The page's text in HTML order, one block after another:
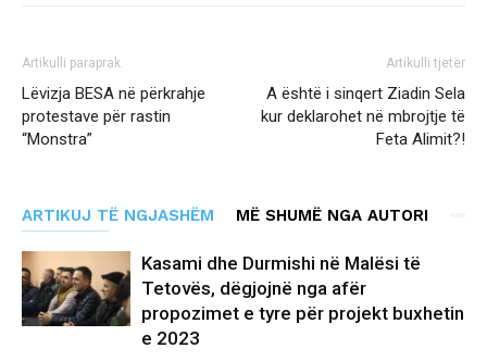
Artikulli paraprak
Lëvizja BESA në përkrahje
protestave për rastin
“Monstra”
Artikulli tjetër
A është i sinqert Ziadin Sela
kur deklarohet në mbrojtje të
Feta Alimit?!
ARTIKUJ TË NGJASHËM MË SHUMË NGA AUTORI
Kasami dhe Durmishi në Malësi të
Tetovës, dëgjojnë nga afër
propozimet e tyre për projekt buxhetin
e 2023